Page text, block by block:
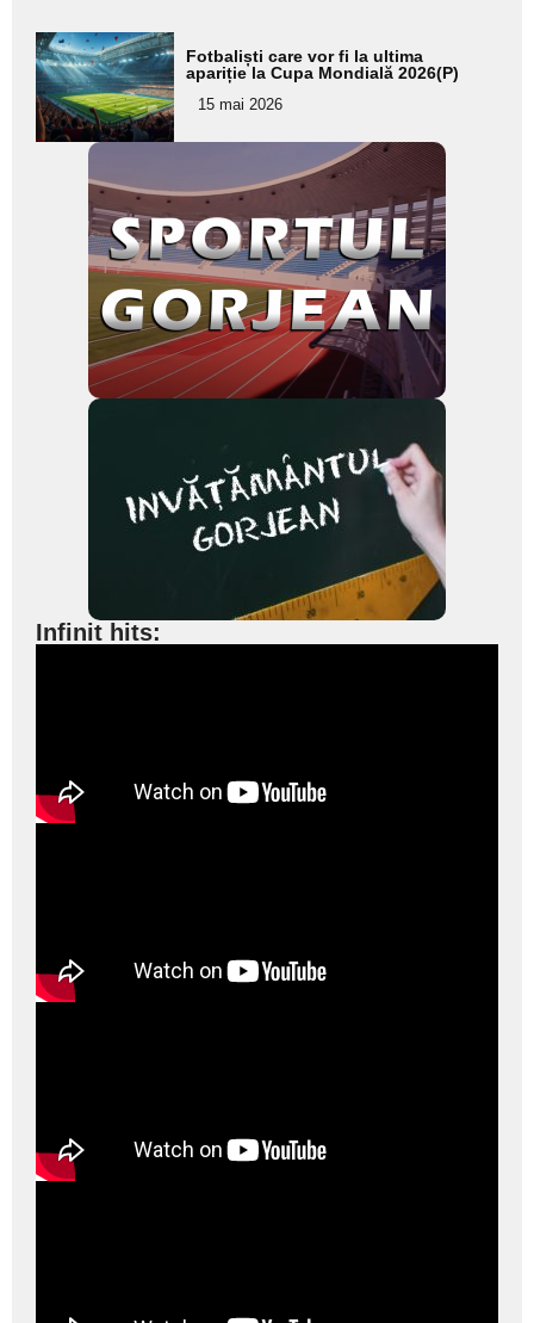
Adaugă
aici textul
pentru
subtitlu
Fotbaliști care vor fi la ultima
apariție la Cupa Mondială 2026(P)
15 mai 2026
Infinit hits: